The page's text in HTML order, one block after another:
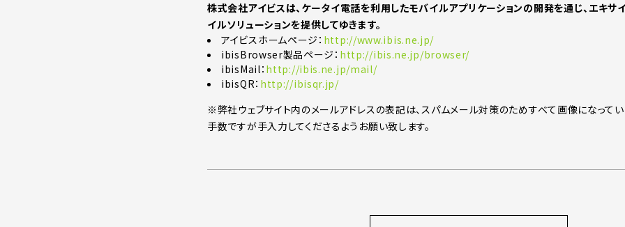
株式会社アイビスは、ケータイ電話を利用したモバイルアプリケーションの開発を通じ、エキサ
イルソリューションを提供してゆきます。
アイビスホームページ： http://www.ibis.ne.jp/
ibisBrowser製品ページ： http://ibis.ne.jp/browser/
ibisMail： http://ibis.ne.jp/mail/
ibisQR： http://ibisqr.jp/
※弊社ウェブサイト内のメールアドレスの表記は、スパムメール対策のためすべて画像になって
手数ですが手入力してくださるようお願い致します。